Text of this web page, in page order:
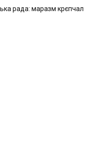
рада: маразм крєпчал